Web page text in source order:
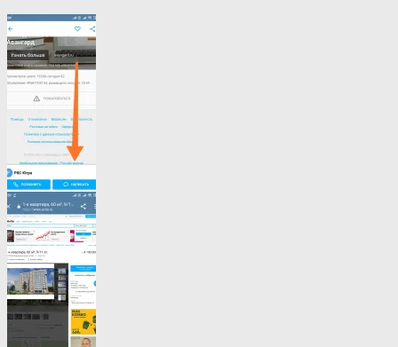
Мобильная
версия
Авито